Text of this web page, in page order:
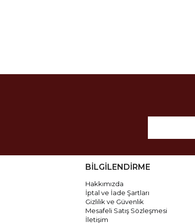
BİLGİLENDİRME
Hakkımızda
İptal ve İade Şartları
Gizlilik ve Güvenlik
Mesafeli Satış Sözleşmesi
İletişim